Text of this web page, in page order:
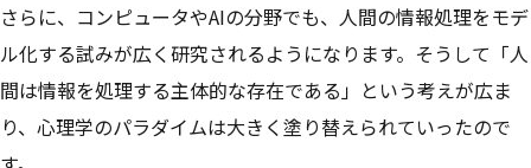
さらに、コンピュータやAIの分野でも、人間の情報処理をモデ
ル化する試みが広く研究されるようになります。そうして「人
間は情報を処理する主体的な存在である」という考えが広ま
り、心理学のパラダイムは大きく塗り替えられていったので